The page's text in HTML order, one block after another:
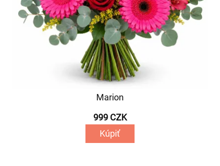
Marion
999 CZK
Kúpiť